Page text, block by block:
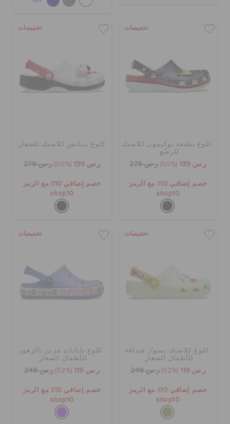
تخفيضات
كلوغ بطبعة بوكيمون كلاسيك
للرضّع
ر.س 139 (50%) ر.س 279
خصم إضافي 10٪ مع الرمز
shop10
تخفيضات
كلوغ بيناتس كلاسيك للصغار
ر.س 139 (50%) ر.س 279
خصم إضافي 10٪ مع الرمز
shop10
تخفيضات
كلوغ كلاسيك بسوار صداقة
للأطفال الصغار
ر.س 119 (52%) ر.س 249
خصم إضافي 10٪ مع الرمز
shop10
تخفيضات
كلوغ باياباند مزين بالزهور
للأطفال الصغار
ر.س 119 (52%) ر.س 249
خصم إضافي 10٪ مع الرمز
shop10